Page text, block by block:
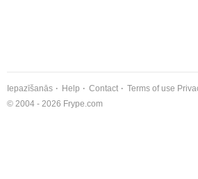
Iepazīšanās Help Contact Terms of use
© 2004 - 2026 Frype.com